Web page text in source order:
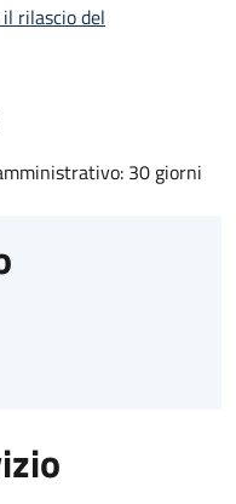
rilascio del
30 giorni